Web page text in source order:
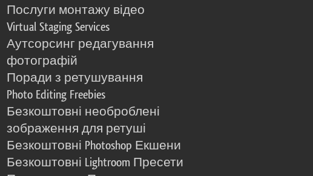
Послуги монтажу відео
Virtual Staging Services
Аутсорсинг редагування
фотографій
Поради з ретушування
Photo Editing Freebies
Безкоштовні необроблені
зображення для ретуші
Безкоштовні Photoshop Екшени
Безкоштовні Lightroom Пресети